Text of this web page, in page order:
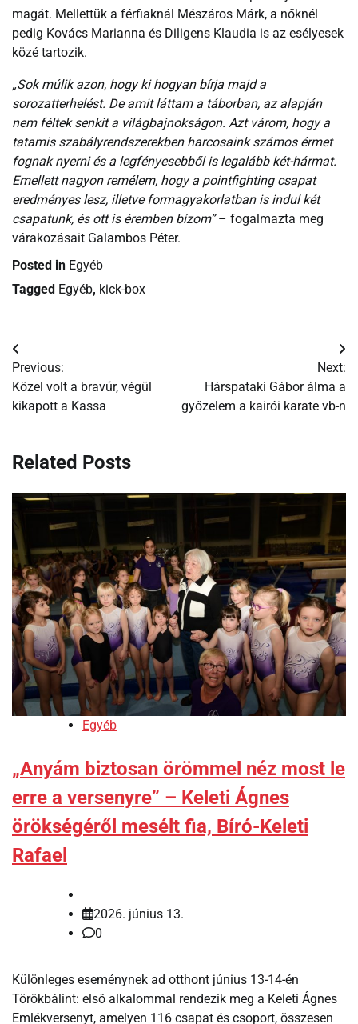
magát. Mellettük a férfiaknál Mészáros Márk, a nőknél
pedig Kovács Marianna és Diligens Klaudia is az esélyesek
közé tartozik.
„Sok múlik azon, hogy ki hogyan bírja majd a
sorozatterhelést. De amit láttam a táborban, az alapján
nem féltek senkit a világbajnokságon. Azt várom, hogy a
tatamis szabályrendszerekben harcosaink számos érmet
fognak nyerni és a legfényesebből is legalább két-hármat.
Emellett nagyon remélem, hogy a pointfighting csapat
eredményes lesz, illetve formagyakorlatban is indul két
csapatunk, és ott is éremben bízom”– fogalmazta meg
várakozásait Galambos Péter.
Posted in Egyéb
Tagged Egyéb, kick-box
Bejegyzés
navigáció
Previous:
Közel volt a bravúr, végül
kikapott a Kassa
Next:
Hárspataki Gábor álma a
győzelem a kairói karate vb-n
Related Posts
Egyéb
„Anyám biztosan örömmel néz most le
erre a versenyre” – Keleti Ágnes
örökségéről mesélt fia, Bíró-Keleti
Rafael
2026. június 13.
0
Különleges eseménynek ad otthont június 13-14-én
Törökbálint: első alkalommal rendezik meg a Keleti Ágnes
Emlékversenyt, amelyen 116 csapat és csoport, összesen